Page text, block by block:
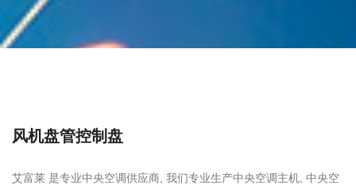
风机盘管控制盘
艾富莱 是专业中央空调供应商, 我们专业生产中央空调主机, 中央空